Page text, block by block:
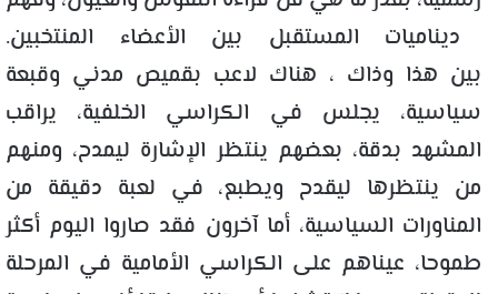
ديناميات المستقبل بين الأعضاء المنتخبين.
بين هذا وذاك ، هناك لاعب بقميص مدني وقبعة
سياسية، يجلس في الكراسي الخلفية، يراقب
المشهد بدقة، بعضهم ينتظر الإشارة ليمدح، ومنهم
من ينتظرها ليقدح ويطبع، في لعبة دقيقة من
المناورات السياسية، أما آخرون فقد صاروا اليوم أكثر
طموحا، عيناهم على الكراسي الأمامية في المرحلة